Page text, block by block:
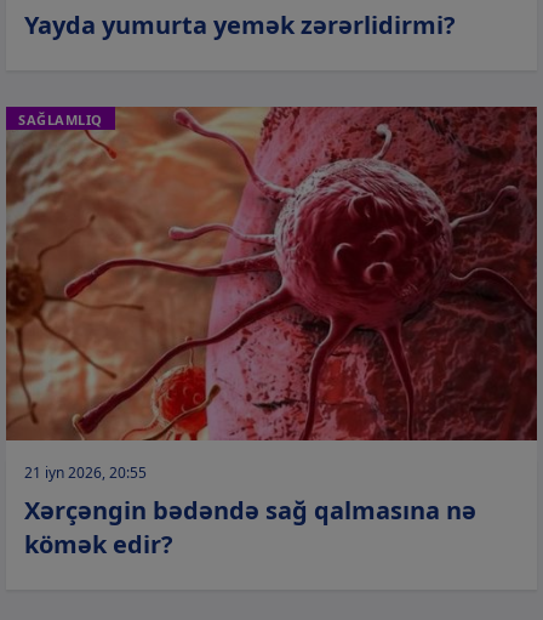
Yayda yumurta yemək zərərlidirmi?
SAĞLAMLIQ
21 iyn 2026, 20:55
Xərçəngin bədəndə sağ qalmasına nə
kömək edir?